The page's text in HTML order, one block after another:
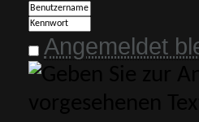
Angemeldet